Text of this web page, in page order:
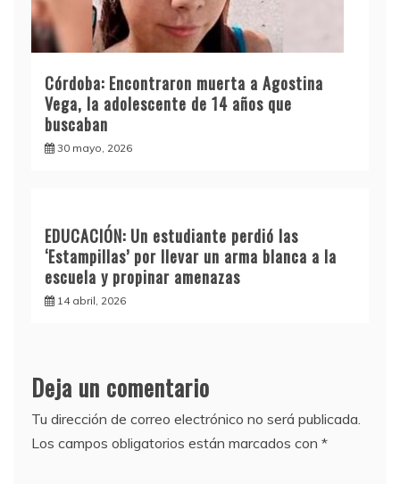
Córdoba: Encontraron muerta a Agostina
Vega, la adolescente de 14 años que
buscaban
30 mayo, 2026
EDUCACIÓN: Un estudiante perdió las
‘Estampillas’ por llevar un arma blanca a la
escuela y propinar amenazas
14 abril, 2026
Deja un comentario
Tu dirección de correo electrónico no será publicada.
Los campos obligatorios están marcados con *